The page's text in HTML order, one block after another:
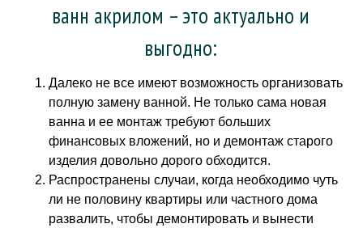
ванн акрилом – это актуально и
выгодно:
Далеко не все имеют возможность организовать
полную замену ванной. Не только сама новая
ванна и ее монтаж требуют больших
финансовых вложений, но и демонтаж старого
изделия довольно дорого обходится.
Распространены случаи, когда необходимо чуть
ли не половину квартиры или частного дома
развалить, чтобы демонтировать и вынести